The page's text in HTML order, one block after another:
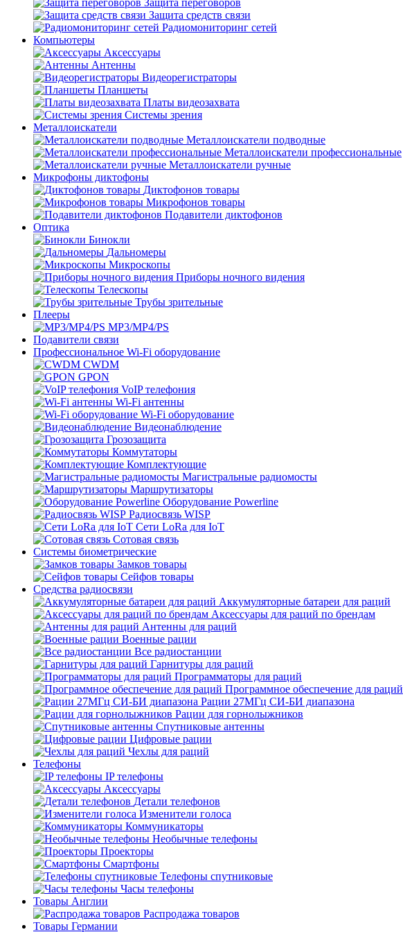
Защита переговоров
Защита средств связи
Радиомониторинг сетей
Компьютеры
Аксессуары
Антенны
Видеорегистраторы
Планшеты
Платы видеозахвата
Системы зрения
Металлоискатели
Металлоискатели подводные
Металлоискатели профессиональные
Металлоискатели ручные
Микрофоны диктофоны
Диктофонов товары
Микрофонов товары
Подавители диктофонов
Оптика
Бинокли
Дальномеры
Микроскопы
Приборы ночного видения
Телескопы
Трубы зрительные
Плееры
MP3/MP4/PS
Подавители связи
Профессиональное Wi-Fi оборудование
CWDM
GPON
VoIP телефония
Wi-Fi антенны
Wi-Fi оборудование
Видеонаблюдение
Грозозащита
Коммутаторы
Комплектующие
Магистральные радиомосты
Маршрутизаторы
Оборудование Powerline
Радиосвязь WISP
Сети LoRa для IoT
Сотовая связь
Системы биометрические
Замков товары
Сейфов товары
Средства радиосвязи
Аккумуляторные батареи для раций
Аксессуары для раций по брендам
Антенны для раций
Военные рации
Все радиостанции
Гарнитуры для раций
Программаторы для раций
Программное обеспечение для раций
Рации 27МГц СИ-БИ диапазона
Рации для горнолыжников
Спутниковые антенны
Цифровые рации
Чехлы для раций
Телефоны
IP телефоны
Аксессуары
Детали телефонов
Изменители голоса
Коммуникаторы
Необычные телефоны
Проекторы
Смартфоны
Телефоны спутниковые
Часы телефоны
Товары Англии
Распродажа товаров
Товары Германии